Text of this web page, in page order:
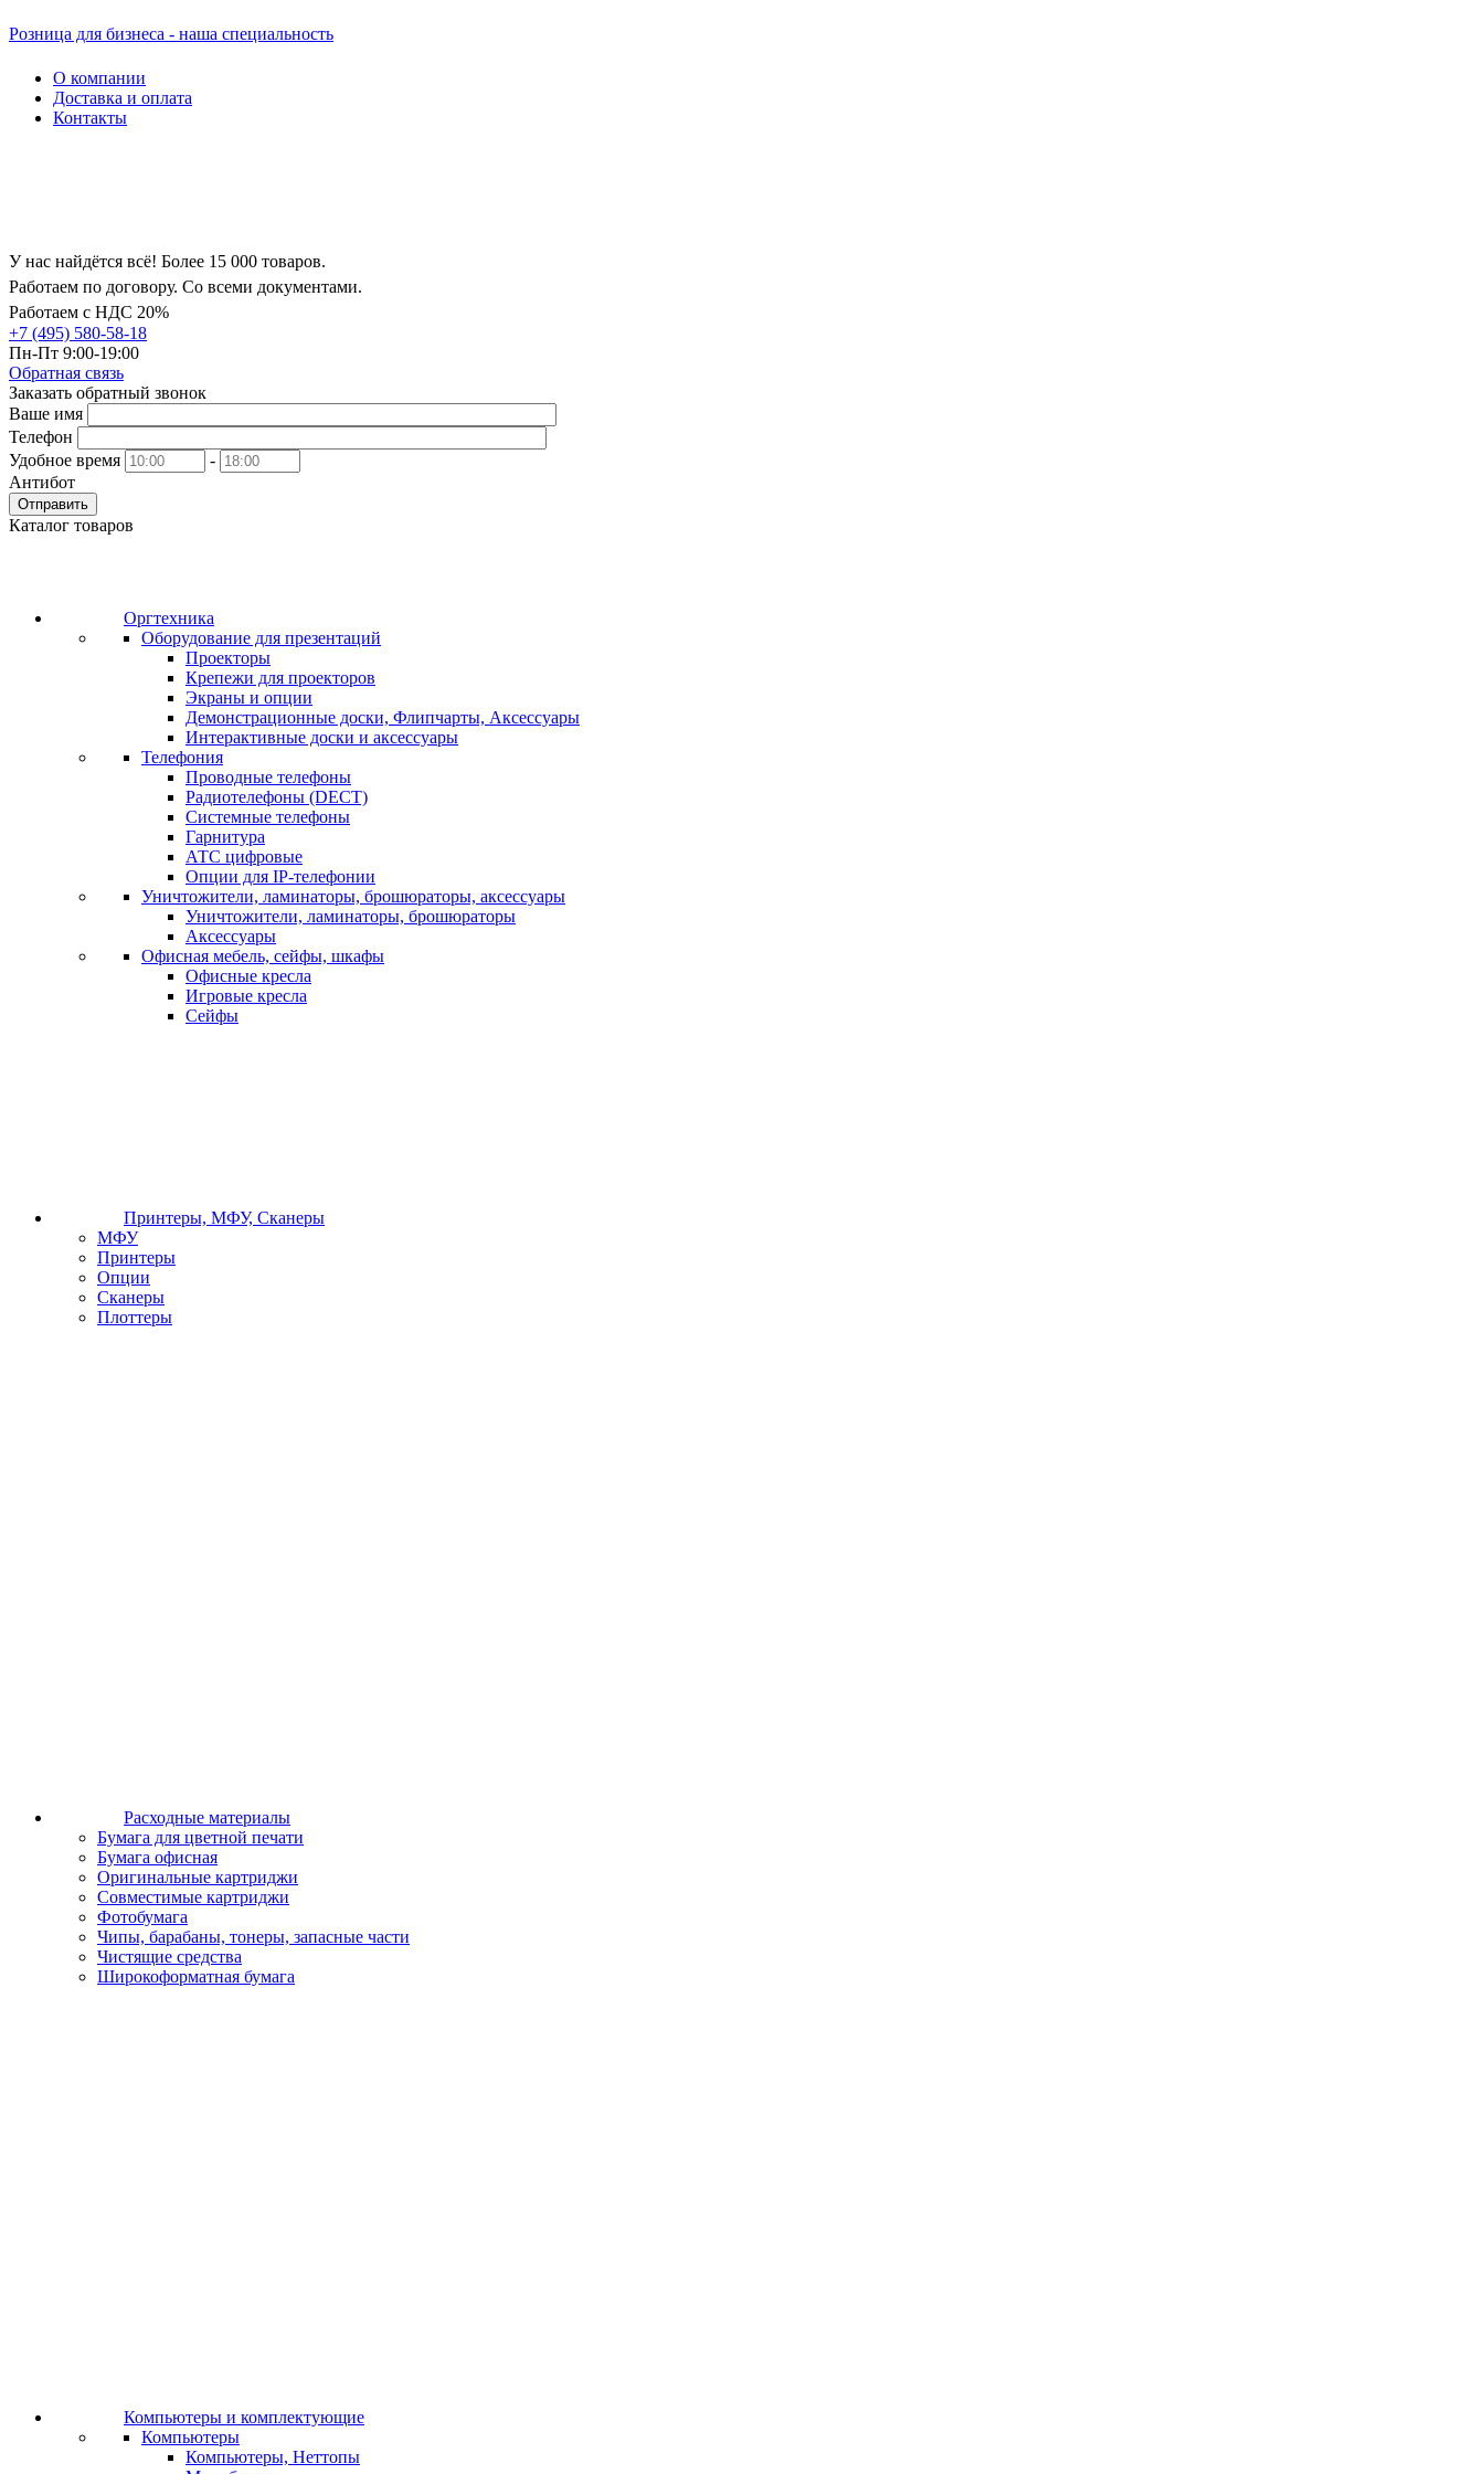
Розница для бизнеса - наша специальность
О компании
Доставка и оплата
Контакты
У нас найдётся всё! Более 15 000 товаров.
Работаем по договору. Со всеми документами.
Работаем с НДС 20%
+7 (495) 580-58-18
Пн-Пт 9:00-19:00
Обратная связь
Заказать обратный звонок
Ваше имя
Телефон
Удобное время
-
Антибот
Отправить
Каталог товаров
Оргтехника
Оборудование для презентаций
Проекторы
Крепежи для проекторов
Экраны и опции
Демонстрационные доски, Флипчарты, Аксессуары
Интерактивные доски и аксессуары
Телефония
Проводные телефоны
Радиотелефоны (DECT)
Системные телефоны
Гарнитура
АТС цифровые
Опции для IP-телефонии
Уничтожители, ламинаторы, брошюраторы, аксессуары
Уничтожители, ламинаторы, брошюраторы
Аксессуары
Офисная мебель, сейфы, шкафы
Офисные кресла
Игровые кресла
Сейфы
Принтеры, МФУ, Сканеры
МФУ
Принтеры
Опции
Сканеры
Плоттеры
Расходные материалы
Бумага для цветной печати
Бумага офисная
Оригинальные картриджи
Совместимые картриджи
Фотобумага
Чипы, барабаны, тонеры, запасные части
Чистящие средства
Широкоформатная бумага
Компьютеры и комплектующие
Компьютеры
Компьютеры, Неттопы